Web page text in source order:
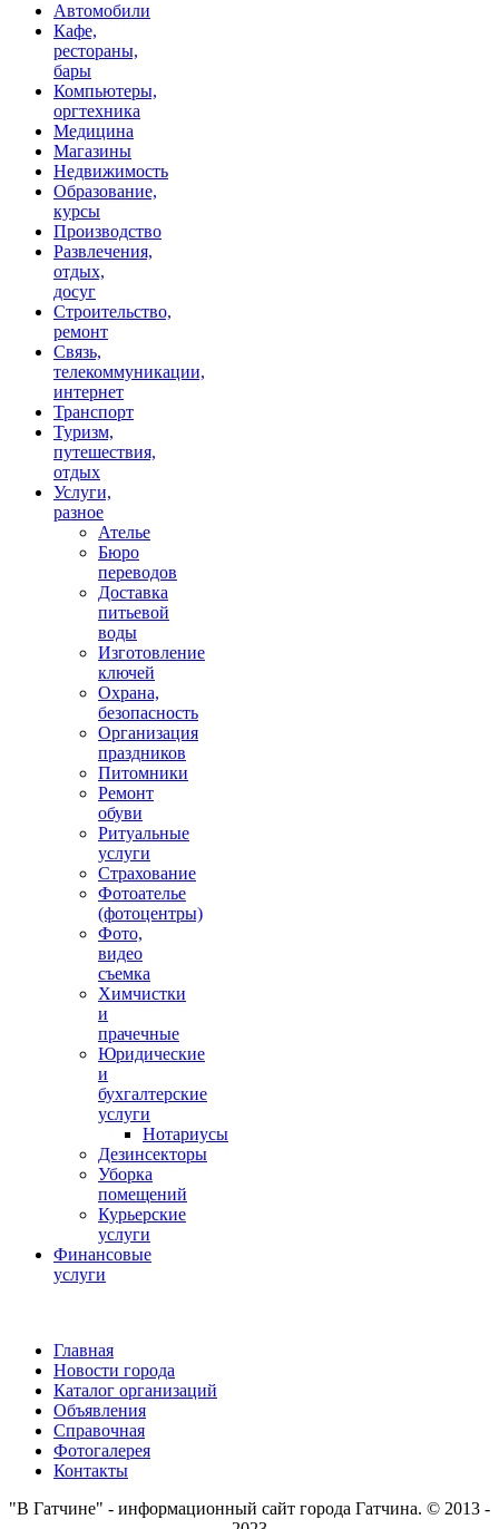
Автомобили
Кафе,
рестораны,
бары
Компьютеры,
оргтехника
Медицина
Магазины
Недвижимость
Образование,
курсы
Производство
Развлечения,
отдых,
досуг
Строительство,
ремонт
Связь,
телекоммуникации,
интернет
Транспорт
Туризм,
путешествия,
отдых
Услуги,
разное
Ателье
Бюро
переводов
Доставка
питьевой
воды
Изготовление
ключей
Охрана,
безопасность
Организация
праздников
Питомники
Ремонт
обуви
Ритуальные
услуги
Страхование
Фотоателье
(фотоцентры)
Фото,
видео
съемка
Химчистки
и
прачечные
Юридические
и
бухгалтерские
услуги
Нотариусы
Дезинсекторы
Уборка
помещений
Курьерские
услуги
Финансовые
услуги
Главная
Новости города
Каталог организаций
Объявления
Справочная
Фотогалерея
Контакты
"В Гатчине" - информационный сайт города Гатчина. © 2013 -